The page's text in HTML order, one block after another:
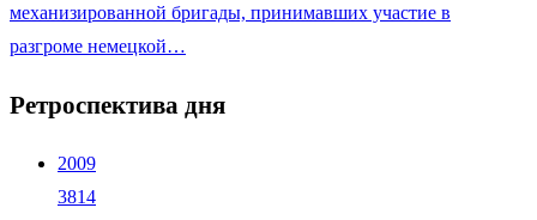
механизированной бригады, принимавших участие в
разгроме немецкой…
Ретроспектива дня
2009
3814